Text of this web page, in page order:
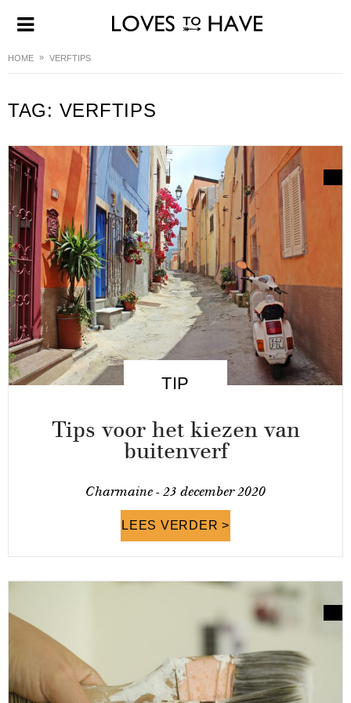
HOME VERFTIPS
TAG: VERFTIPS
TIP
Tips voor het kiezen van
buitenverf
Charmaine - 23 december 2020
LEES VERDER >